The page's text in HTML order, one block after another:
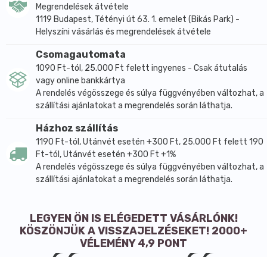
Megrendelések átvétele
1119 Budapest, Tétényi út 63. 1. emelet (Bikás Park) -
Helyszíni vásárlás és megrendelések átvétele
Csomagautomata
1090 Ft-tól, 25.000 Ft felett ingyenes - Csak átutalás
vagy online bankkártya
A rendelés végösszege és súlya függvényében változhat, a
szállítási ajánlatokat a megrendelés során láthatja.
Házhoz szállítás
1190 Ft-tól, Utánvét esetén +300 Ft, 25.000 Ft felett 190
Ft-tól, Utánvét esetén +300 Ft +1%
A rendelés végösszege és súlya függvényében változhat, a
szállítási ajánlatokat a megrendelés során láthatja.
LEGYEN ÖN IS ELÉGEDETT VÁSÁRLÓNK!
KÖSZÖNJÜK A VISSZAJELZÉSEKET! 2000+
VÉLEMÉNY 4,9 PONT